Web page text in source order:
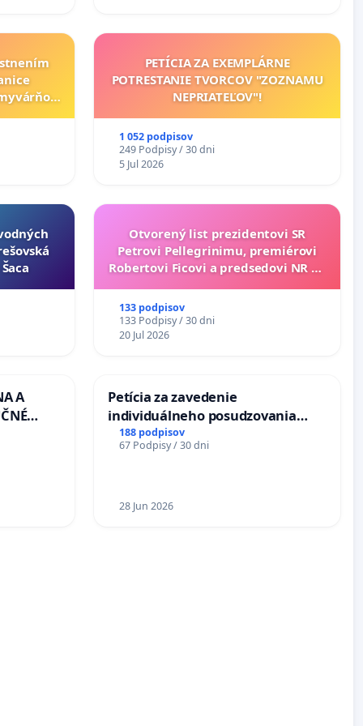
PETÍCIA ZA EXEMPLÁRNE
POTRESTANIE TVORCOV "ZOZNAMU
NEPRIATEĽOV"!
1 052 podpisov
249 Podpisy / 30 dni
5 Jul 2026
Otvorený list prezidentovi SR
Petrovi Pellegrinimu, premiérovi
Robertovi Ficovi a predsedovi NR SR
133 podpisov
133 Podpisy / 30 dni
20 Jul 2026
A
Petícia za zavedenie
individuálneho posudzovania
zdravotnej spôsobilosti osôb s
diabetom 1. a 2. typu pri prijímaní
188 podpisov
67 Podpisy / 30 dni
28 Jun 2026